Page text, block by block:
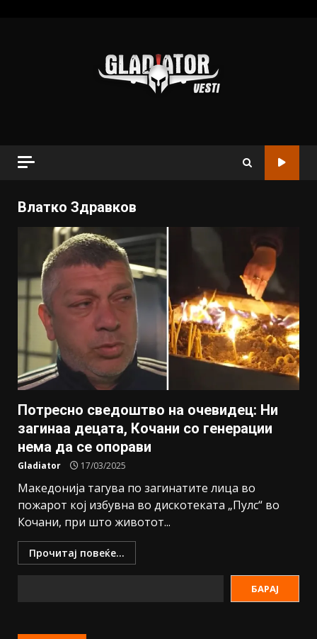
Влатко Здравков
Потресно сведоштво на очевидец: Ни
загинаа децата, Кочани со генерации
нема да се опорави
Gladiator 17/03/2025
Македонија тагува по загинатите лица во
пожарот кој избувна во дискотеката „Пулс“ во
Кочани, при што животот...
Прочитај повеќе...
БАРАЈ